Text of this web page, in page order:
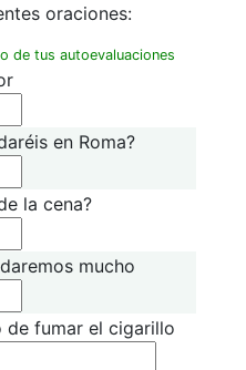
oraciones:
de tus autoevaluaciones
en Roma?
la cena?
mucho
de fumar el cigarillo